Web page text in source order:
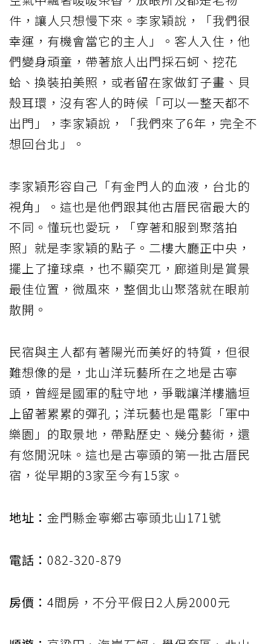
件，讓人只想慢下來。李家穎說，「我們很
幸運，有機會當它的主人」。客人入住，他
們變身頑童，帶著旅人出門採石蚵、挖花
蛤、換裝拍美照，或者留在家做釘子畫、貝
殼耳環，沒有客人的時候「可以一整天都不
出門」，李家穎說，「我們來了6年，完全不
想回台北」。
李家穎形容自己「有金門人的血液，台北的
視角」。這也是他們跟其他古厝民宿最大的
不同。懂玩也愛玩，「穿著和服到聚落拍
照」就是李家穎的點子。二樓大廳正中央，
擺上了撞球桌，也不顯突兀，廊道則是賞景
最佳位置，微風來，整個北山聚落就在眼前
散開。
民宿與主人都有著陽光而美好的特質，但很
難想像的是，北山洋玩藝所在之地是古寧
頭，曾經是國軍的駐守地，爭戰讓洋樓牆垣
上留著累累的彈孔；洋玩藝也是電影「軍中
樂園」的取景地，帶點歷史、幾分藝術，還
有悠閒況味。這也是古寧頭的第一批古厝民
宿，從早期的3家至今有15家。
地址： 金門縣金寧鄉古寧頭北山171號
電話： 082-320-879
房價： 4間房，不分平假日2人房2000元